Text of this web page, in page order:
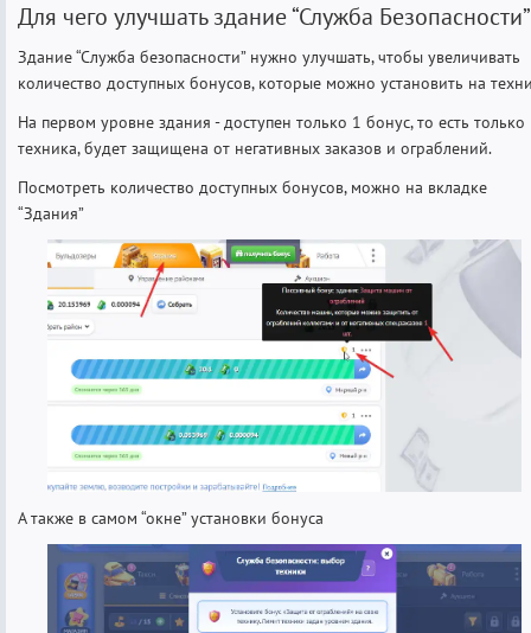
Для чего улучшать здание “Служба
Здание “Служба безопасности” нужно улучшать, чтобы увеличивать
количество доступных бонусов, которые можно установить на
На первом уровне здания - доступен только 1 бонус, то есть только
техника, будет защищена от негативных заказов и ограблений.
Посмотреть количество доступных бонусов, можно на вкладке
“Здания”
А также в самом “окне” установки бонуса